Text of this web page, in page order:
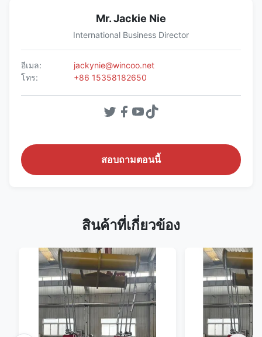
Mr. Jackie Nie
International Business Director
อีเมล:
jackynie@wincoo.net
โทร:
+86 15358182650
สอบถามตอนนี้
สินค้าที่เกี่ยวข้อง